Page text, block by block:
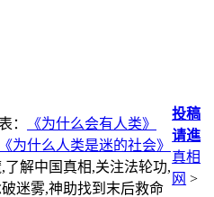
：
《为什么会有人类》
《为什么人类是迷的社会》
解中国真相,关注法轮功,
迷雾,神助找到末后救命
投稿
请進
真相
网 >